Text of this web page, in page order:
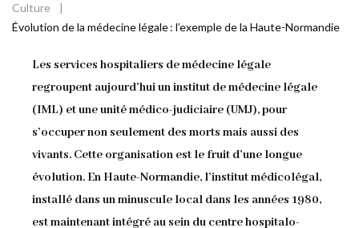
Fil
d'Ariane
Culture
Évolution de la médecine légale : l’exemple de la Haute-Normandie
Les services hospitaliers de médecine légale
regroupent aujourd’hui un institut de médecine légale
(IML) et une unité médico-judiciaire (UMJ), pour
s’occuper non seulement des morts mais aussi des
vivants. Cette organisation est le fruit d’une longue
évolution. En Haute-Normandie, l’institut médicolégal,
installé dans un minuscule local dans les années 1980,
est maintenant intégré au sein du centre hospitalo-